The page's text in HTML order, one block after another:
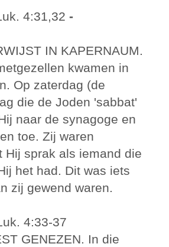
4:31,32 -
IN KAPERNAUM.
kwamen in
Op zaterdag (de
die de Joden 'sabbat'
naar de synagoge en
toe. Zij waren
Hij sprak als iemand die
het had. Dit was iets
zij gewend waren.
4:33-37
GENEZEN. In die